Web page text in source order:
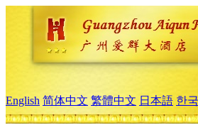
English 简体中文 繁體中文 日本語 한